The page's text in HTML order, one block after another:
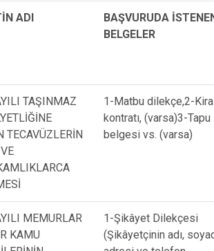
Seydiler
ADI
BAŞVURUDA
BELGELER
TAŞINMAZ
TECAVÜZLERİN
1-Matbu dilekçe,2-Kira
kontratı, (varsa)3-Tapu
belgesi vs. (varsa)
MEMURLAR
KAMU
1-Şikâyet Dilekçesi
(Şikâyetçinin adı,